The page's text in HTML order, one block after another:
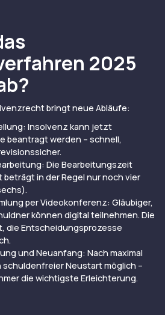
2025
bringt neue Abläufe:
Insolvenz kann jetzt
beantragt werden – schnell,
Die Bearbeitungszeit
beträgt in der Regel nur noch vier
per Videokonferenz: Gläubiger,
können digital teilnehmen. Die
die Entscheidungsprozesse
und Neuanfang: Nach maximal
schuldenfreier Neustart möglich –
die wichtigste Erleichterung.